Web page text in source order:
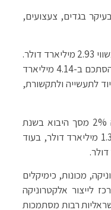
בגדים, צעצועים,
בשנת 2011 ייבאה ישראל מסין סחורות בשווי 2.93 מיליארד דולר.
בשנת 2017, יבוא מוצרים מסין לישראל הסתכם ב-4.14 מיליארד
לתעשייה ולתקשורת,
היבוא הישראלי של סחורות סיניות היווה 2% מסך היבוא בשנת
2016. ישראל ייבאה סחורות מסין בשווי 1.3 מיליארד דולר, בעוד
מכונות, כימיקלים
לייצור אלקטרוניקה
רבות מסתמכות